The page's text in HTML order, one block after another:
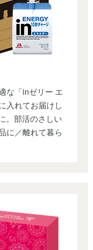
な「inゼリー エ
入れてお届けし
。部活のさしい
に／離れて暮ら